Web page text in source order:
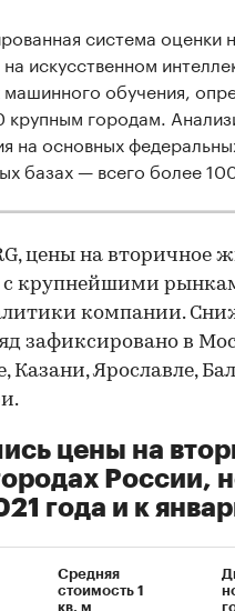
система оценки
искусственном
машинного обучения,
крупным городам.
на основных
базах — всего более
цены на вторичное
с крупнейшими
компании.
зафиксировано в
Казани, Ярославле,
цены на
России,
года и к
Средняя
стоимость 1
кв. м